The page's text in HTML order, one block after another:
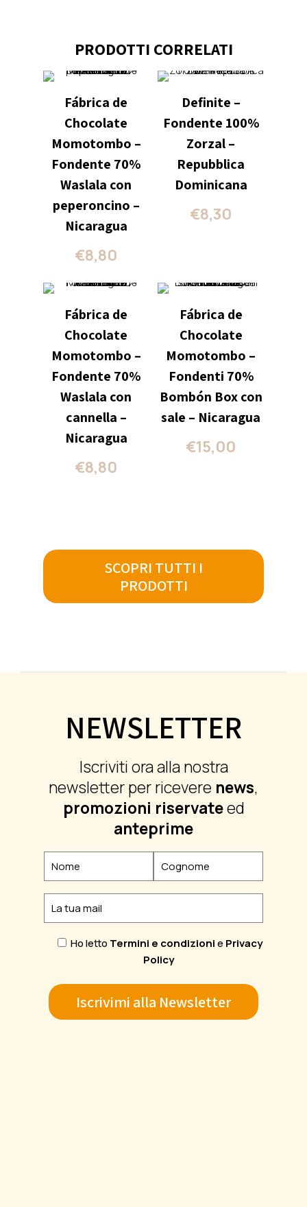
PRODOTTI CORRELATI
Fábrica de
Chocolate
Momotombo –
Fondente 70%
Waslala con
peperoncino –
Nicaragua
€8,80
Definite –
Fondente 100%
Zorzal –
Repubblica
Dominicana
€8,30
Fábrica de
Chocolate
Momotombo –
Fondente 70%
Waslala con
cannella –
Nicaragua
€8,80
Fábrica de
Chocolate
Momotombo –
Fondenti 70%
Bombón Box con
sale – Nicaragua
€15,00
SCOPRI TUTTI I
PRODOTTI
NEWSLETTER
Iscriviti ora alla nostra
newsletter per ricevere news,
promozioni riservateed
anteprime
Ho letto Termini e condizionie Privacy
Policy